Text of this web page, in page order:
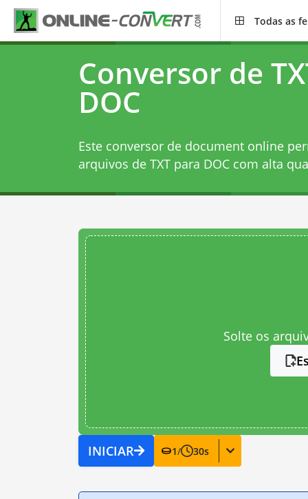
Todas as
Conversor de
DOC
Este conversor de document online
arquivos de TXT para DOC com alta
Solte os
INICIAR 1/ 30s